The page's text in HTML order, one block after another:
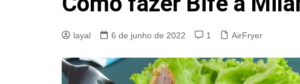
layal 6 de junho de 2022 1 AirFryer